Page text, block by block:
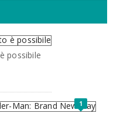
possibile
1